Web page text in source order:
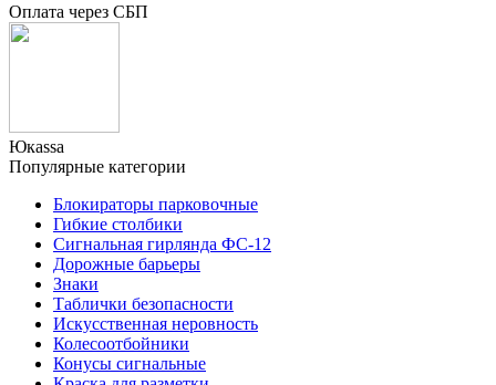
Оплата через СБП
Юкаssа
Популярные категории
Блокираторы парковочные
Гибкие столбики
Сигнальная гирлянда ФС-12
Дорожные барьеры
Знаки
Таблички безопасности
Искусственная неровность
Колесоотбойники
Конусы сигнальные